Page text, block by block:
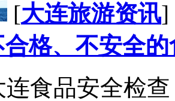
[大连旅游资讯]
格、不安全的
连食品安全检